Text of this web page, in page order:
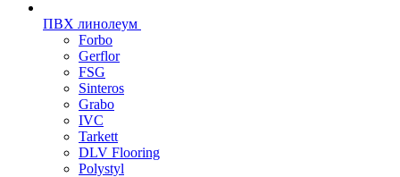
ПВХ линолеум
Forbo
Gerflor
FSG
Sinteros
Grabo
IVC
Tarkett
DLV Flooring
Polystyl